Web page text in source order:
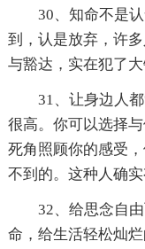
30、知命不是
到，认是放弃，许
与豁达，实在犯了大
31、让身边人
很高。你可以选择
死角照顾你的感受
不到的。这种人确
32、给思念自
命，给生活轻松灿